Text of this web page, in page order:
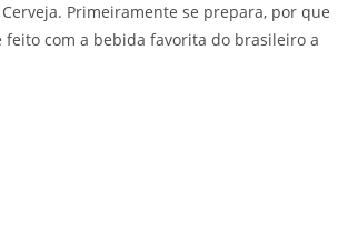
Primeiramente se prepara, por que
feito com a bebida favorita do brasileiro a